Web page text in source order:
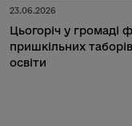
23.06.2026
Цьогоріч у громаді
пришкільних
освіти